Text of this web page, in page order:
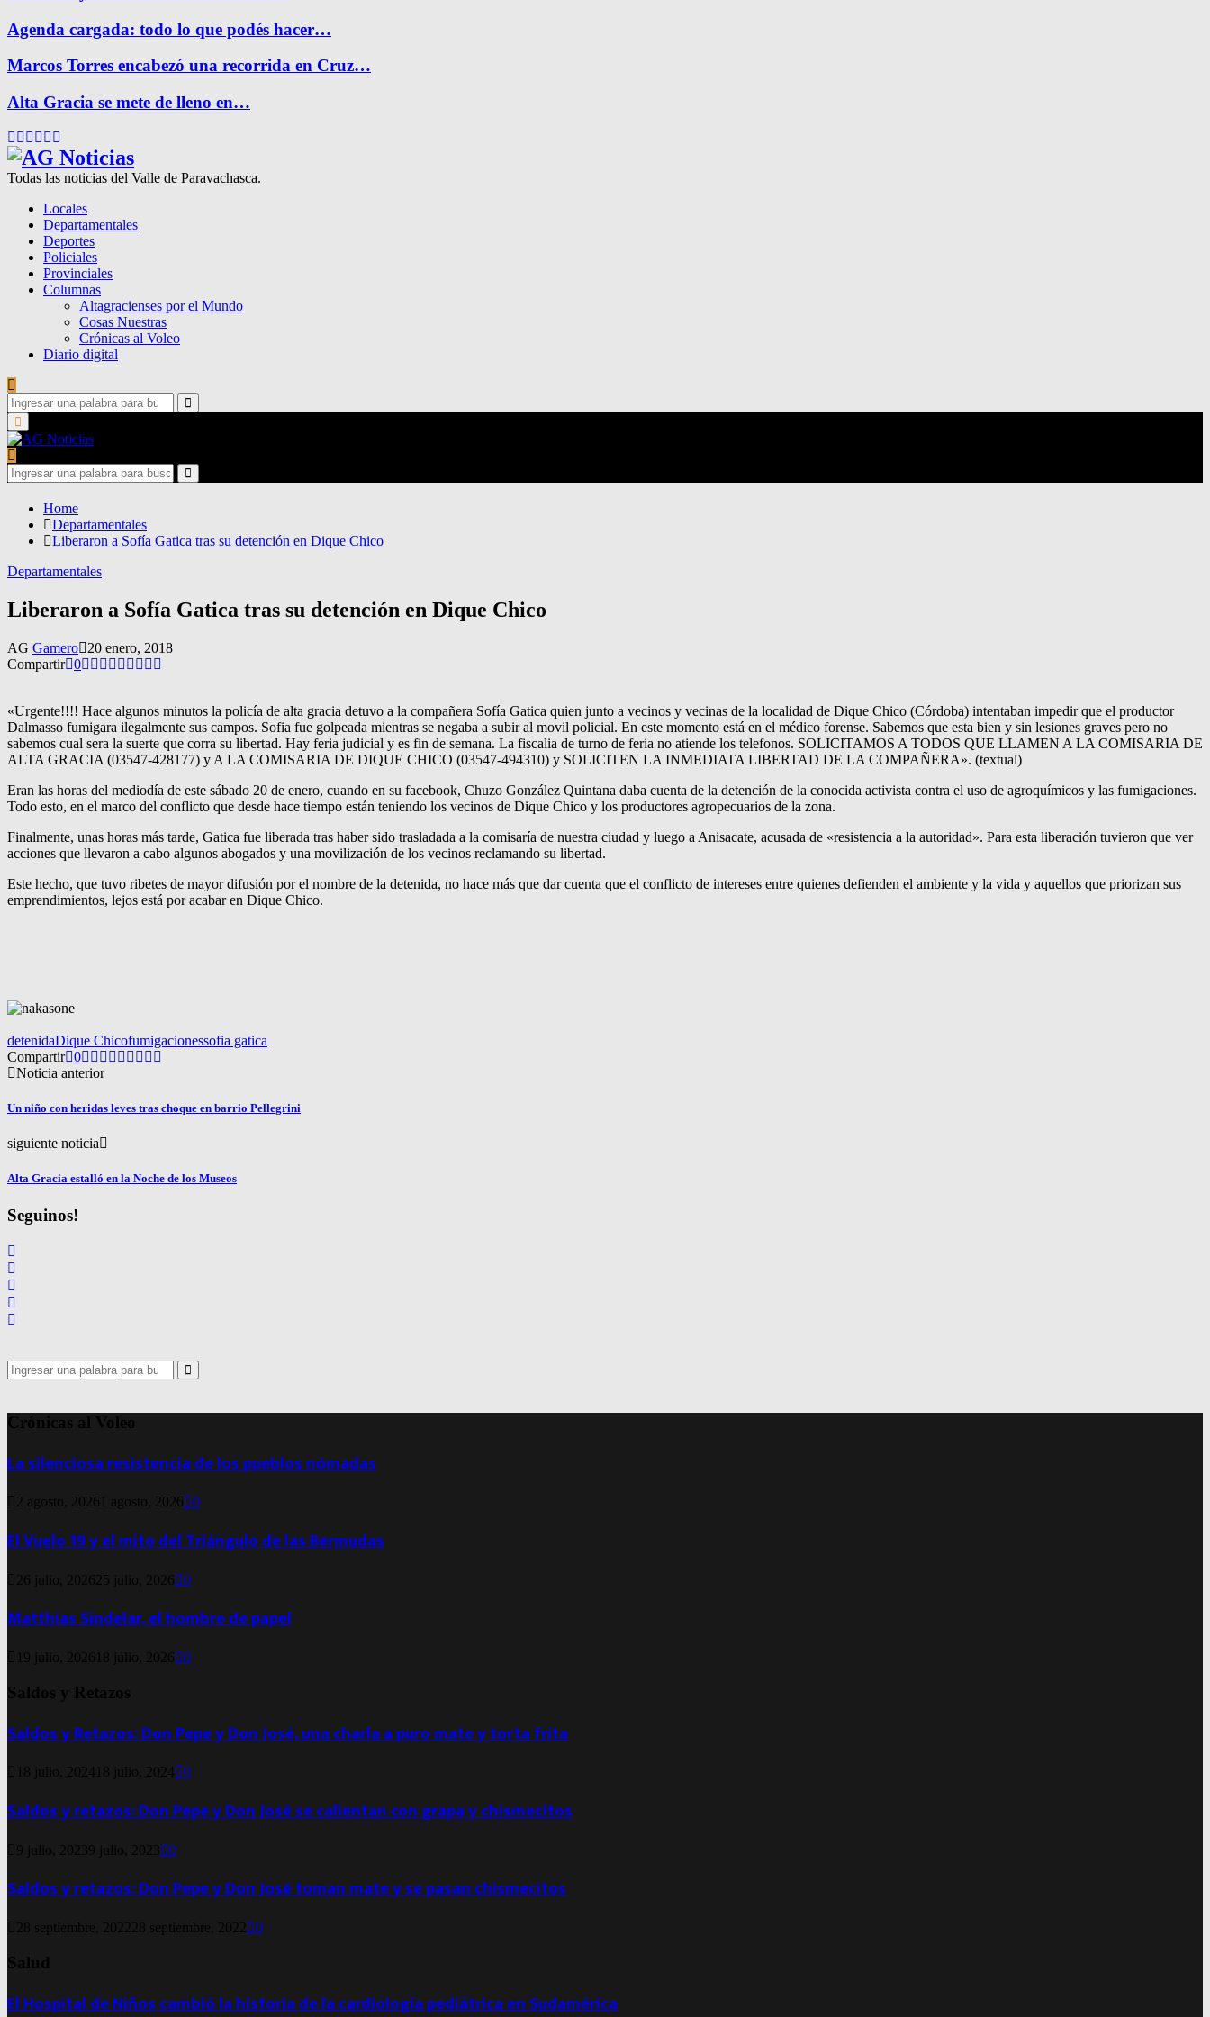
Agenda cargada: todo lo que podés hacer…
Marcos Torres encabezó una recorrida en Cruz…
Alta Gracia se mete de lleno en…
Facebook
Twitter
Instagram
Pinterest
Google
Todas las noticias del Valle de Paravachasca.
Locales
Departamentales
Deportes
Policiales
Provinciales
Columnas
Altagracienses por el Mundo
Cosas Nuestras
Crónicas al Voleo
Diario digital
Search
for:
Search
Primary
Menu
Search
for:
Search
Home
Departamentales
Liberaron a Sofía Gatica tras su detención en Dique Chico
Departamentales
Liberaron a Sofía Gatica tras su detención en Dique Chico
AG Gamero
20 enero, 2018
Compartir 0
«Urgente!!!! Hace algunos minutos la policía de alta gracia detuvo a la compañera Sofía Gatica quien junto a vecinos y vecinas de la localidad de Dique Chico (Córdoba) intentaban impedir que el productor
Dalmasso fumigara ilegalmente sus campos. Sofia fue golpeada mientras se negaba a subir al movil policial. En este momento está en el médico forense. Sabemos que esta bien y sin lesiones graves pero no
sabemos cual sera la suerte que corra su libertad. Hay feria judicial y es fin de semana. La fiscalia de turno de feria no atiende los telefonos. SOLICITAMOS A TODOS QUE LLAMEN A LA COMISARIA DE
ALTA GRACIA (03547-428177) y A LA COMISARIA DE DIQUE CHICO (03547-494310) y SOLICITEN LA INMEDIATA LIBERTAD DE LA COMPAÑERA». (textual)
Eran las horas del mediodía de este sábado 20 de enero, cuando en su facebook, Chuzo González Quintana daba cuenta de la detención de la conocida activista contra el uso de agroquímicos y las fumigaciones.
Todo esto, en el marco del conflicto que desde hace tiempo están teniendo los vecinos de Dique Chico y los productores agropecuarios de la zona.
Finalmente, unas horas más tarde, Gatica fue liberada tras haber sido trasladada a la comisaría de nuestra ciudad y luego a Anisacate, acusada de «resistencia a la autoridad». Para esta liberación tuvieron que ver
acciones que llevaron a cabo algunos abogados y una movilización de los vecinos reclamando su libertad.
Este hecho, que tuvo ribetes de mayor difusión por el nombre de la detenida, no hace más que dar cuenta que el conflicto de intereses entre quienes defienden el ambiente y la vida y aquellos que priorizan sus
emprendimientos, lejos está por acabar en Dique Chico.
detenidaDique Chicofumigacionessofia gatica
Compartir 0
Noticia anterior
Un niño con heridas leves tras choque en barrio Pellegrini
siguiente noticia
Alta Gracia estalló en la Noche de los Museos
Seguinos!
Search
for:
Search
Crónicas al Voleo
La silenciosa resistencia de los pueblos nómadas
2 agosto, 2026 1 agosto, 2026 0
El Vuelo 19 y el mito del Triángulo de las Bermudas
26 julio, 2026 25 julio, 2026 0
Matthias Sindelar, el hombre de papel
19 julio, 2026 18 julio, 2026 0
Saldos y Retazos
Saldos y Retazos: Don Pepe y Don José, una charla a puro mate y torta frita
18 julio, 2024 18 julio, 2024 0
Saldos y retazos: Don Pepe y Don José se calientan con grapa y chismecitos
9 julio, 20239 julio, 2023 0
Saldos y retazos: Don Pepe y Don José toman mate y se pasan chismecitos
28 septiembre, 2022 28 septiembre, 2022 0
Salud
El Hospital de Niños cambió la historia de la cardiología pediátrica en Sudamérica